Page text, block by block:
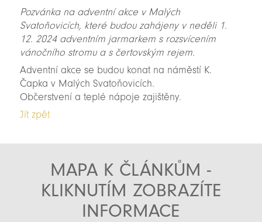
Pozvánka na adventní akce v Malých
Svatoňovicích, které budou zahájeny v neděli 1.
12. 2024 adventním jarmarkem s rozsvícením
vánočního stromu a s čertovským rejem.
Adventní akce se budou konat na náměstí K.
Čapka v Malých Svatoňovicích.
Občerstvení a teplé nápoje zajištěny.
Jít zpět
MAPA K ČLÁNKŮM -
KLIKNUTÍM ZOBRAZÍTE
INFORMACE